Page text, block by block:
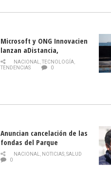
Microsoft y ONG Innovacien
lanzan aDistancia,
plataforma con cursos
gratuitos online sobre
NACIONAL,TECNOLOGÍA,
TENDENCIAS
0
Anuncian cancelación de las
fondas del Parque
O’Higgins debido al
coronavirus
NACIONAL, NOTICIAS,SALUD
0